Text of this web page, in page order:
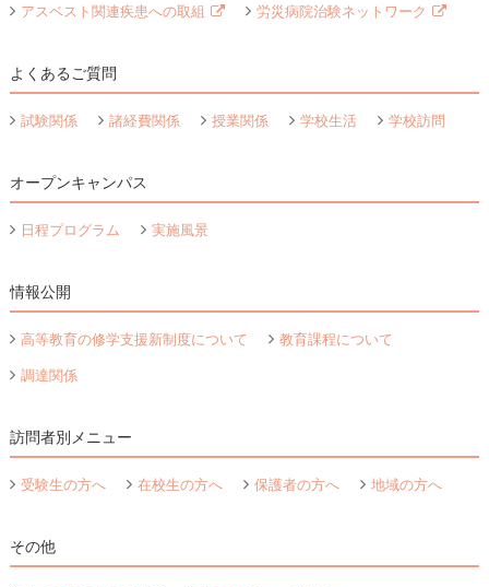
アスベスト関連疾患への取組 労災病院治験ネットワーク
よくあるご質問
試験関係 諸経費関係 授業関係 学校生活 学校訪問
オープンキャンパス
日程プログラム 実施風景
情報公開
高等教育の修学支援新制度について 教育課程について
調達関係
訪問者別メニュー
受験生の方へ 在校生の方へ 保護者の方へ 地域の方へ
その他